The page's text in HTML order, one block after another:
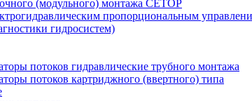
(модульного) монтажа СЕТОР
пропорциональным
гидросистем)
потоков гидравлические трубного монтажа
потоков картриджного (ввертного) типа